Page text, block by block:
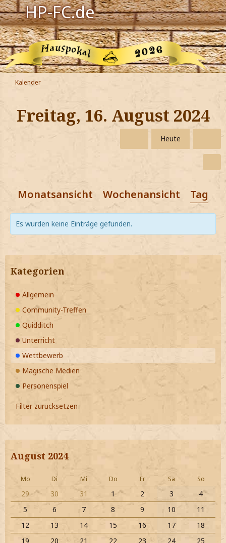
HP-FC.de
Navigation
Harry Potter
Der HP-FC
Hogwarts
Zauberwelt
Jetzt Fanclub-Mitglied werden!
Kalender
Freitag, 16. August 2024
Heute
Monatsansicht Wochenansicht
Es wurden keine Einträge gefunden.
Kategorien
Allgemein
Community-Treffen
Quidditch
Unterricht
Wettbewerb
Magische Medien
Personenspiel
Filter zurücksetzen
August 2024
Mo Di Mi Do Fr Sa So
29 30 31 1 2 3
4
5
6 7 8 9 10
11
12
13 14 15 16 17
18
19
20 21 22 23 24
25